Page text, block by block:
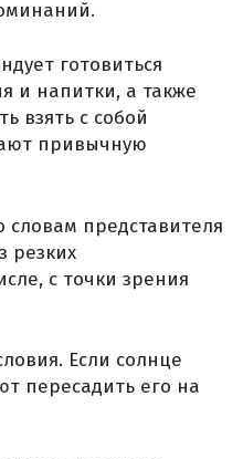
готовиться
и напитки, а также
взять с собой
привычную
представителя
резких
с точки зрения
Если солнце
пересадить его на